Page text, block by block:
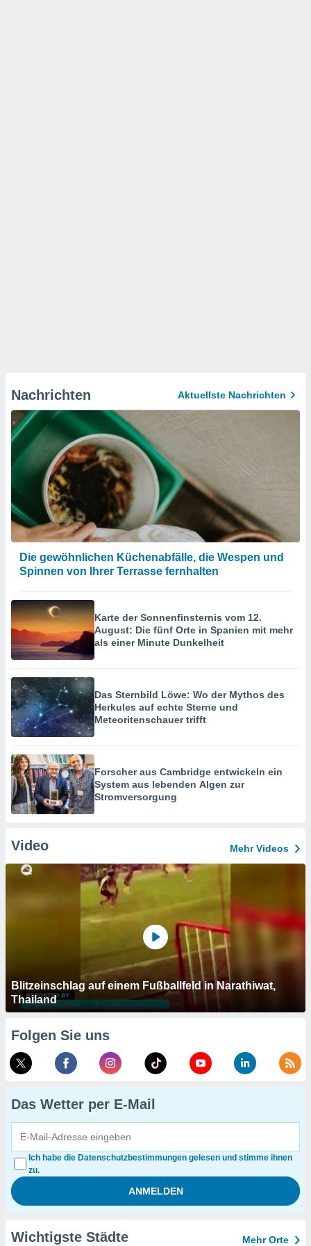
Nachrichten Aktuellste Nachrichten
Die gewöhnlichen Küchenabfälle, die Wespen und
Spinnen von Ihrer Terrasse fernhalten
Karte der Sonnenfinsternis vom 12.
August: Die fünf Orte in Spanien mit mehr
als einer Minute Dunkelheit
Das Sternbild Löwe: Wo der Mythos des
Herkules auf echte Sterne und
Meteoritenschauer trifft
Forscher aus Cambridge entwickeln ein
System aus lebenden Algen zur
Stromversorgung
Video Mehr Videos
Blitzeinschlag auf einem Fußballfeld in Narathiwat,
Thailand
Folgen Sie uns
Das Wetter per E-Mail
Ich habe die Datenschutzbestimmungen gelesen und stimme ihnen
zu.
Wichtigste Städte Mehr Orte